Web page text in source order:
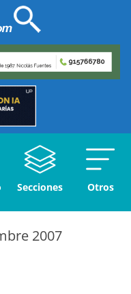
Secciones Otros
2007